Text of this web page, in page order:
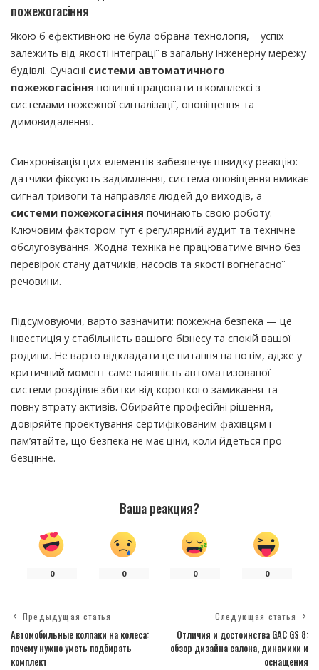
пожежогасіння
Якою б ефективною не була обрана технологія, її успіх
залежить від якості інтеграції в загальну інженерну мережу
будівлі. Сучасні системи автоматичного
пожежогасіння повинні працювати в комплексі з
системами пожежної сигналізації, оповіщення та
димовидалення.
Синхронізація цих елементів забезпечує швидку реакцію:
датчики фіксують задимлення, система оповіщення вмикає
сигнал тривоги та направляє людей до виходів, а
системи пожежогасіння починають свою роботу.
Ключовим фактором тут є регулярний аудит та технічне
обслуговування. Жодна техніка не працюватиме вічно без
перевірок стану датчиків, насосів та якості вогнегасної
речовини.
Підсумовуючи, варто зазначити: пожежна безпека — це
інвестиція у стабільність вашого бізнесу та спокій вашої
родини. Не варто відкладати це питання на потім, адже у
критичний момент саме наявність автоматизованої
системи розділяє збитки від короткого замикання та
повну втрату активів. Обирайте професійні рішення,
довіряйте проектування сертифікованим фахівцям і
пам’ятайте, що безпека не має ціни, коли йдеться про
безцінне.
Ваша реакция?
0 0 0 0
Предыдущая статья
Автомобильные колпаки на колеса:
почему нужно уметь подбирать
комплект
Следующая статья
Отличия и достоинства GAC GS 8:
обзор дизайна салона, динамики и
оснащения